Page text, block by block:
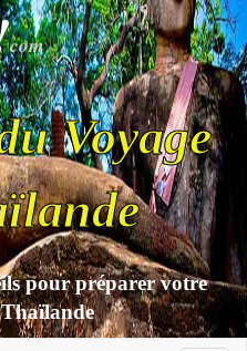
com
Voyage
pour préparer votre